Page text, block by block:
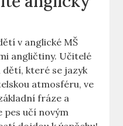
v anglické MŠ
angličtiny. Učitelé
dětí, které se jazyk
atmosféru, ve
fráze a
pes učí novým